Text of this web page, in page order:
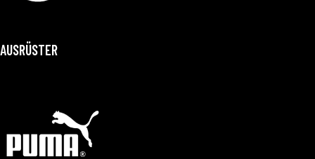
AUSRÜSTER